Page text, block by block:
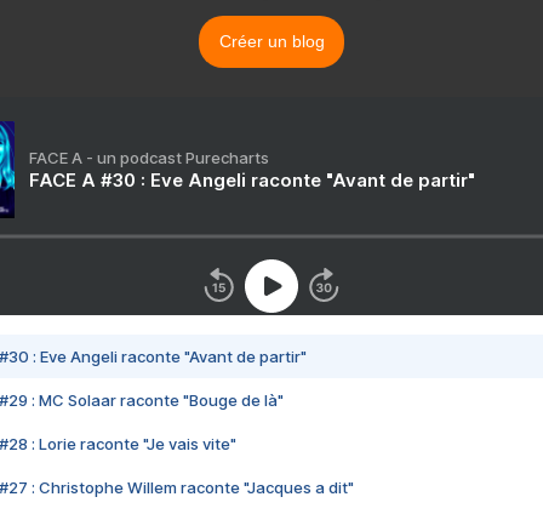
Créer un blog
FACE A - un podcast Purecharts
FACE A #30 : Eve Angeli raconte "Avant de partir"
#30 : Eve Angeli raconte "Avant de partir"
#29 : MC Solaar raconte "Bouge de là"
#28 : Lorie raconte "Je vais vite"
#27 : Christophe Willem raconte "Jacques a dit"